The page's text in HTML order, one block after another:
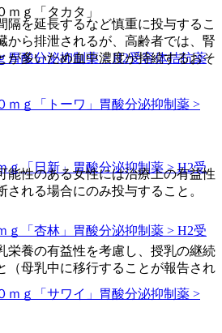
ｍｇ「タカタ」
胃酸分泌抑制薬 > H2受容体拮抗薬
ｇ「トーワ」
胃酸分泌抑制薬 >
ｇ「日新」 胃酸分泌抑制薬 > H2受
ｇ「杏林」
胃酸分泌抑制薬 > H2受
ｍｇ「サワイ」
胃酸分泌抑制薬 >
隔を延長するなど慎重に投与するこ
から排泄されるが、高齢者では、腎
が多いため血中濃度が持続するおそ
能性のある女性には治療上の有益性
れる場合にのみ投与すること。
栄養の有益性を考慮し、授乳の継続
（母乳中に移行することが報告され